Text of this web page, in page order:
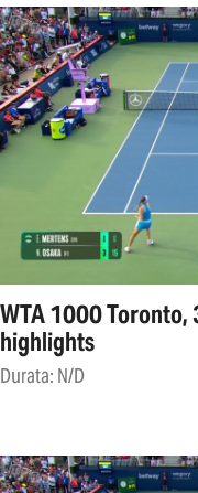
WTA 1000 Toronto,
highlights
Durata: N/D